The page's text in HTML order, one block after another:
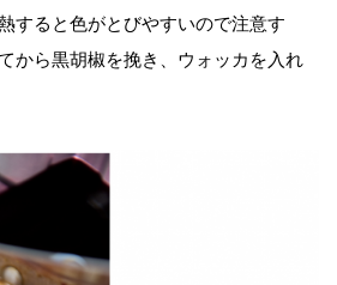
すると色がとびやすいので注意す
から黒胡椒を挽き、ウォッカを入れ